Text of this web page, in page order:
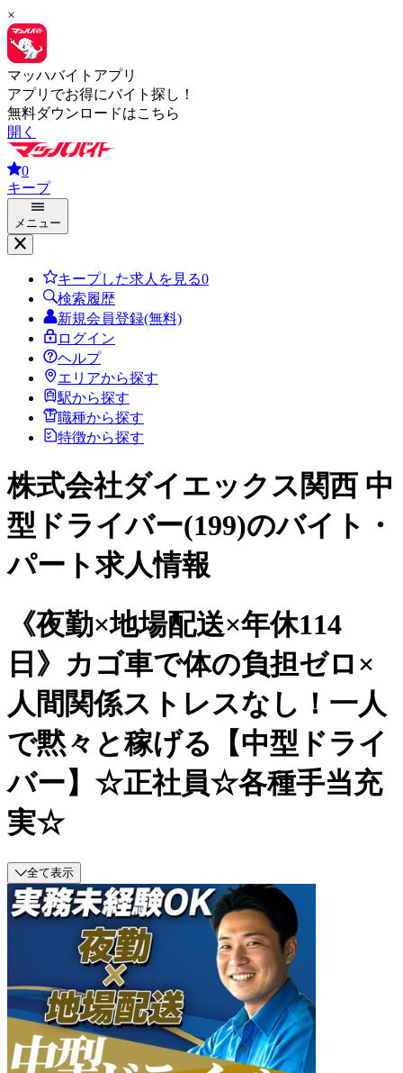
×
マッハバイトアプリ
アプリでお得にバイト探し！
無料ダウンロードはこちら
開く
0
キープ
メニュー
キープした求人を見る0
検索履歴
新規会員登録(無料)
ログイン
ヘルプ
エリアから探す
駅から探す
職種から探す
特徴から探す
株式会社ダイエックス関西 中
型ドライバー(199)のバイト・
パート求人情報
《夜勤×地場配送×年休114
日》カゴ車で体の負担ゼロ×
人間関係ストレスなし！一人
で黙々と稼げる【中型ドライ
バー】☆正社員☆各種手当充
実☆
全て表示